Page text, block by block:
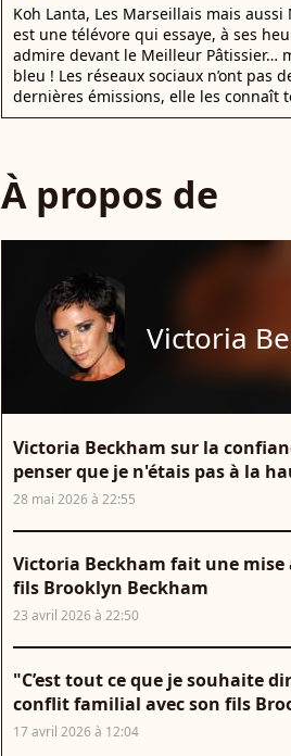
Koh Lanta, Les Marseillais mais
est une télévore qui essaye, à ses
admire devant le Meilleur Pâtissier…
bleu ! Les réseaux sociaux n’ont pas
dernières émissions, elle les connaît
À propos de
Victoria
Victoria Beckham sur la
penser que je n'étais pas à la
28 mai 2026 à 22:55
Victoria Beckham fait une
fils Brooklyn Beckham
23 avril 2026 à 22:50
"C’est tout ce que je souhaite
conflit familial avec son fils
17 avril 2026 à 12:04